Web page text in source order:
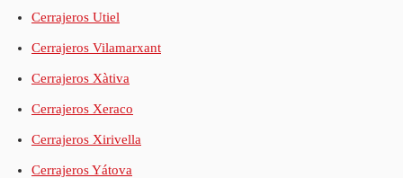
Cerrajeros Utiel
Cerrajeros Vilamarxant
Cerrajeros Xàtiva
Cerrajeros Xeraco
Cerrajeros Xirivella
Cerrajeros Yátova